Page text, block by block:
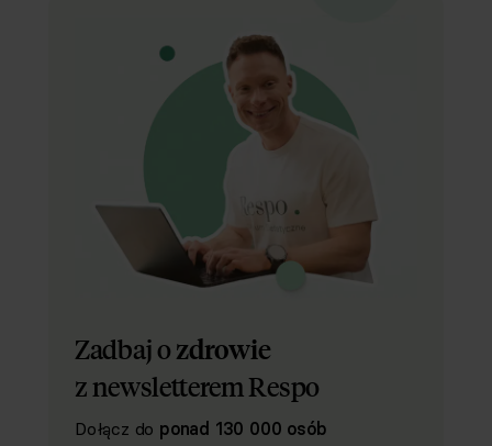
Zadbaj ozdrowie
z newsletterem Respo
Dołącz do ponad 130 000 osób